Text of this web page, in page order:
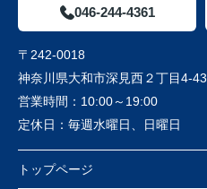
046-244-4361
〒242-0018
神奈川県大和市深見西２丁目4-43
営業時間： 10:00～19:00
定休日： 毎週水曜日、日曜日
トップページ